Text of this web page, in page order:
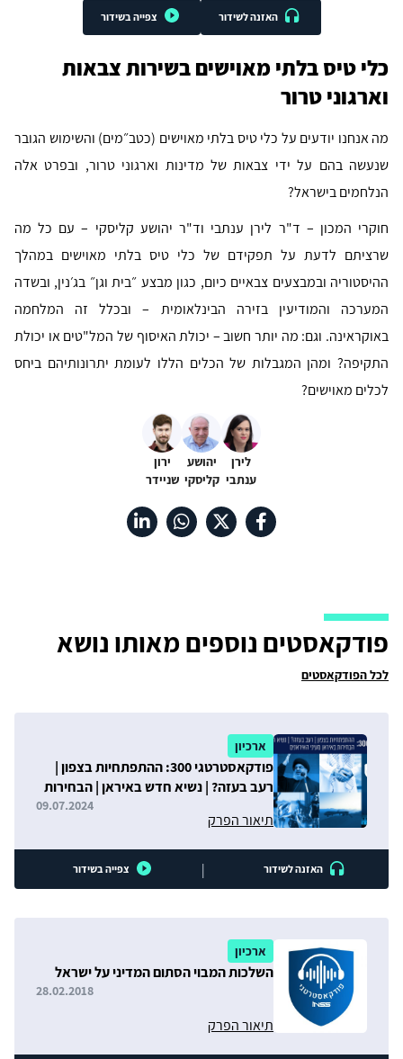
האזנה לשידור צפייה בשידור
כלי טיס בלתי מאוישים בשירות צבאות
וארגוני טרור
מה אנחנו יודעים על כלי טיס בלתי מאוישים (כטב״מים) והשימוש הגובר
שנעשה בהם על ידי צבאות של מדינות וארגוני טרור, ובפרט אלה
הנלחמים בישראל?
חוקרי המכון – ד"ר לירן ענתבי וד"ר יהושע קליסקי – עם כל מה
שרציתם לדעת על תפקידם של כלי טיס בלתי מאוישים במהלך
ההיסטוריה ובמבצעים צבאיים כיום, כגון מבצע ״בית וגן״ בג׳נין, ובשדה
המערכה והמודיעין בזירה הבינלאומית – ובכלל זה המלחמה
באוקראינה. וגם: מה יותר חשוב – יכולת האיסוף של המל"טים או יכולת
התקיפה? ומהן המגבלות של הכלים הללו לעומת יתרונותיהם ביחס
לכלים מאוישים?
לירן
ענתבי
יהושע
קליסקי
ירון
שניידר
פודקאסטים נוספים מאותו נושא
לכל הפודקאסטים
ארכיון
פודקאסטרטגי 300: ההתפתחיות בצפון |
רעב בעזה? | נשיא חדש באיראן | הבחירות
תיאור הפרק
09.07.2024
האזנה לשידור | צפייה בשידור
ארכיון
השלכות המבוי הסתום המדיני על ישראל
תיאור הפרק
28.02.2018